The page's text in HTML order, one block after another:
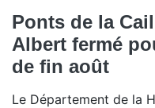
Ponts de la
Albert fermé
de fin août
Le Département de la